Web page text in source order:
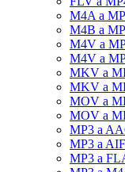
M4A a
M4B a
M4V a
M4V a
MKV a
MKV a
MOV a
MOV a
MP3 a
MP3 a
MP3 a